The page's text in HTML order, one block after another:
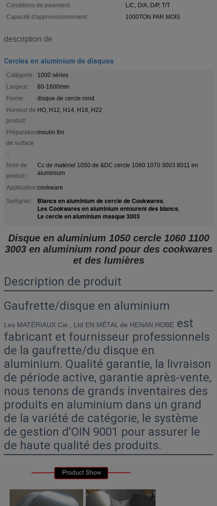
Conditions de paiement:
L/C, D/A, D/P, T/T
Capacité d'approvisionnement:
1000TON PAR MOIS
description de
Cercles en aluminium de disques
Catégorie:
1000 séries
Largeur:
80-1600mm
Forme:
disque de cercle rond
Humeur de
produit:
HO, H12, H14, H18, H22
Préparation
de surface
::
moulin fini
Nom de
produit ::
Cc de matériel 1050 de &DC cercle 1060 1070 3003 8011 en
aluminium
Application:cookware
Surligner:
Blancs en aluminium de cercle de Cookwares,
Les Cookwares en aluminium entourent des blancs,
Le cercle en aluminium masque 3003
Disque en aluminium 1050 cercle 1060 1100
3003 en aluminium rond pour des cookwares
et des lumières
Description de produit
Gaufrette/disque en aluminium
Les MATÉRIAUX Cie., Ltd EN MÉTAL de HENAN HOBE est
fabricant et fournisseur professionnels
de la gaufrette/du disque en
aluminium. Qualité garantie, la livraison
de période active, garantie après-vente,
nous tenons de grands inventaires des
produits en aluminium dans un grand
de la variété de catégorie, le système
de gestion d'OIN 9001 pour assurer le
de haute qualité des produits.